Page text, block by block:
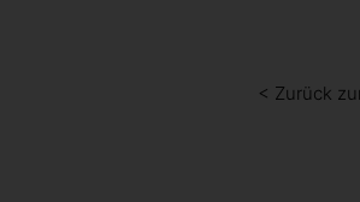
< Zurück